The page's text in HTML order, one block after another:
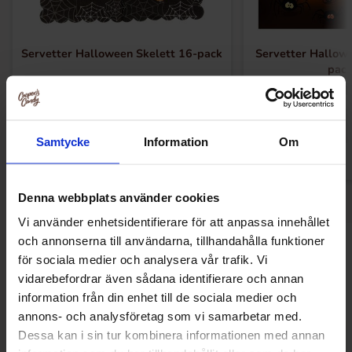
Samtycke Information Om
Denna webbplats använder cookies
Vi använder enhetsidentifierare för att anpassa innehållet
och annonserna till användarna, tillhandahålla funktioner
för sociala medier och analysera vår trafik. Vi
vidarebefordrar även sådana identifierare och annan
information från din enhet till de sociala medier och
annons- och analysföretag som vi samarbetar med.
Dessa kan i sin tur kombinera informationen med annan
Servetter Halloween Skelett 16-pack
Servetter
pack
49
Andre kjøpte også
-70%